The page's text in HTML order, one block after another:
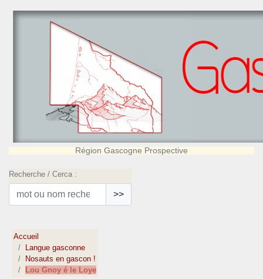
Région Gascogne Prospective
Recherche / Cerca :
>>
Accueil
Langue gasconne
Nosauts en gascon !
Lou Gnoy é le Loye